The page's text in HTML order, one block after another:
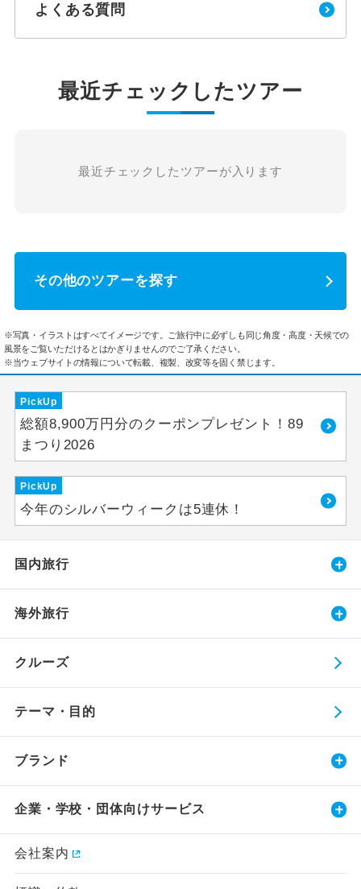
よくある質問
最近チェックしたツアー
最近チェックしたツアーが入ります
その他のツアーを探す
※写真・イラストはすべてイメージです。ご旅行中に必ずしも同じ角度・高度・天候での
風景をご覧いただけるとはかぎりませんのでご了承ください。
※当ウェブサイトの情報について転載、複製、改変等を固く禁じます。
PickUp
総額8,900万円分のクーポンプレゼント！89
まつり2026
PickUp
今年のシルバーウィークは5連休！
国内旅行
海外旅行
クルーズ
テーマ・目的
ブランド
企業・学校・団体向けサービス
会社案内